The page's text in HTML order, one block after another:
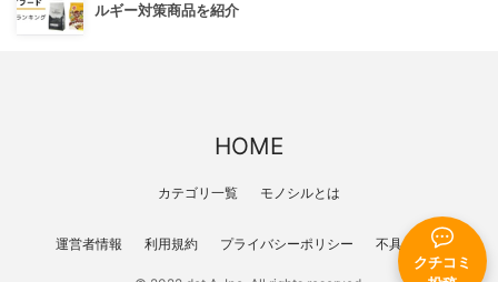
クチコミ
ルギー対策商品を紹介
HOME
カテゴリ一覧 モノシルとは
運営者情報 利用規約 プライバシーポリシー 不具合報告